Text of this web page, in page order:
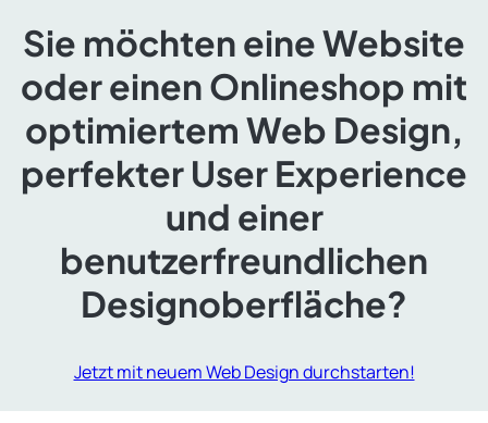
Sie möchten eine Website
oder einen Onlineshop mit
optimiertem Web Design,
perfekter User Experience
und einer
benutzerfreundlichen
Designoberfläche?
Jetzt mit neuem Web Design durchstarten!